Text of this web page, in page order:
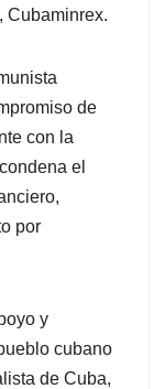
Cubaminrex.
de
con la
el
por
y
cubano
de Cuba,